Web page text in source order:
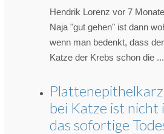
Hendrik Lorenz vor 7
Naja "gut gehen" ist dann
wenn man bedenkt, dass
Katze der Krebs schon die ...
bei Katze ist nicht
das sofortige